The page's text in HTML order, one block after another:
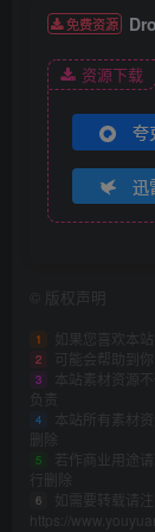
免费资源
资源下载
夸
迅
版权声明
1 如果您喜欢本站
2 可能会帮助到
3
本站素材资源
负责
4
本站所有素材
删除
5 若作商业用途
行删除
6
如需要转载请
https://